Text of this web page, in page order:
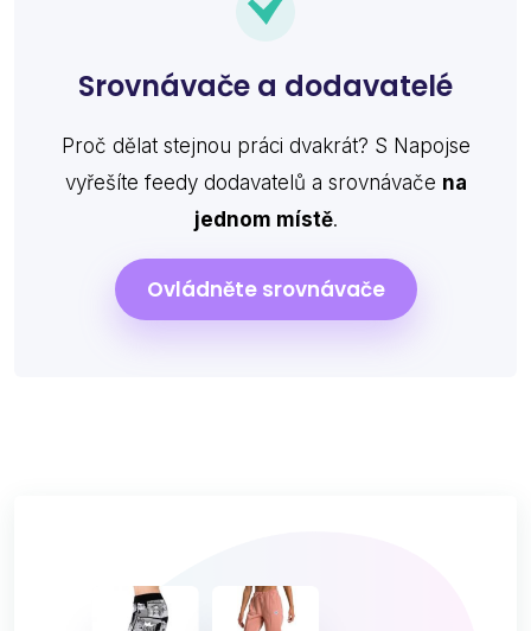
Srovnávače a dodavatelé
Proč dělat stejnou práci dvakrát? S Napojse
vyřešíte feedy dodavatelů a srovnávače na
jednom místě.
Ovládněte srovnávače